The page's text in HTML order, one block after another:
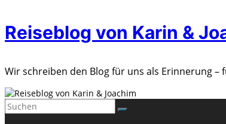
Zum
Inhalt
springen
Reiseblog von Karin &
Wir schreiben den Blog für uns als Erinnerung –